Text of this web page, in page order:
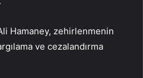
Hamaney, zehirlenmenin
ve cezalandırma